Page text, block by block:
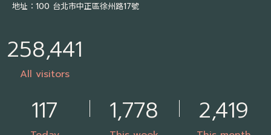
地址： 100 台北市中正區徐州路17號
258,441
All visitors
117 1,778 2,419